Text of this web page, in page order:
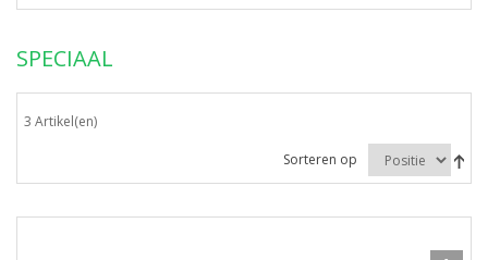
SPECIAAL
3 Artikel(en)
Sorteren op